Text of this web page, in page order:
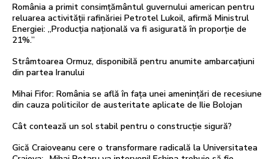
România a primit consimțământul guvernului american pentru
reluarea activității rafinăriei Petrotel Lukoil, afirmă Ministrul
Energiei: „Producția națională va fi asigurată în proporție de
21%.”
Strâmtoarea Ormuz, disponibilă pentru anumite ambarcațiuni
din partea Iranului
Mihai Fifor: România se află în fața unei amenințări de recesiune
din cauza politicilor de austeritate aplicate de Ilie Bolojan
Cât contează un sol stabil pentru o construcție sigură?
Gică Craioveanu cere o transformare radicală la Universitatea